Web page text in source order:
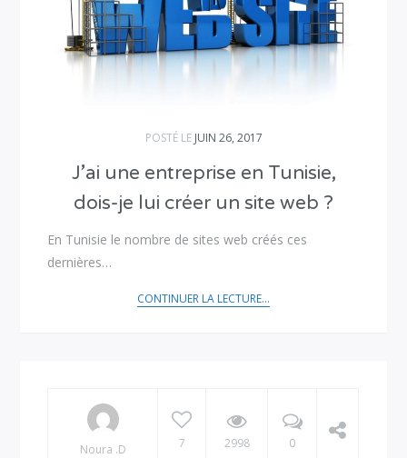
POSTÉ LE JUIN 26, 2017
J’ai une entreprise en Tunisie,
dois-je lui créer un site web ?
En Tunisie le nombre de sites web créés ces
dernières…
CONTINUER LA LECTURE...
Noura .D 7 2998 0